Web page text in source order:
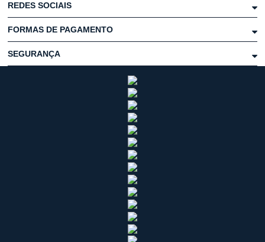
REDES SOCIAIS
FORMAS DE PAGAMENTO
SEGURANÇA